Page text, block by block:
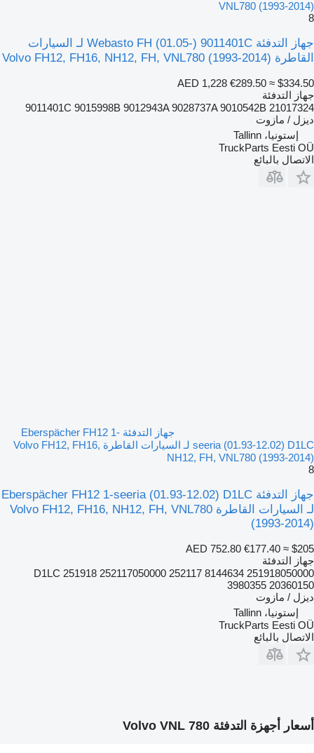
VNL780 (1993-2014)
8
جهاز التدفئة Webasto FH (01.05-) 9011401C لـ السيارات
القاطرة Volvo FH12, FH16, NH12, FH, VNL780 (1993-2014)
AED 1,228 €289.50 ≈ $334.50
جهاز التدفئة
9011401C 9015998B 9012943A 9028737A 9010542B 21017324
ديزل / مازوت
إستونيا، Tallinn
TruckParts Eesti OÜ
الاتصال بالبائع
جهاز التدفئة Eberspächer FH12 1-
seeria (01.93-12.02) D1LC لـ السيارات القاطرة Volvo FH12, FH16,
NH12, FH, VNL780 (1993-2014)
8
جهاز التدفئة Eberspächer FH12 1-seeria (01.93-12.02) D1LC
لـ السيارات القاطرة Volvo FH12, FH16, NH12, FH, VNL780
(1993-2014)
AED 752.80 €177.40 ≈ $205
جهاز التدفئة
D1LC 251918 252117050000 252117 8144634 251918050000
3980355 20360150
ديزل / مازوت
إستونيا، Tallinn
TruckParts Eesti OÜ
الاتصال بالبائع
أسعار أجهزة التدفئة Volvo VNL 780